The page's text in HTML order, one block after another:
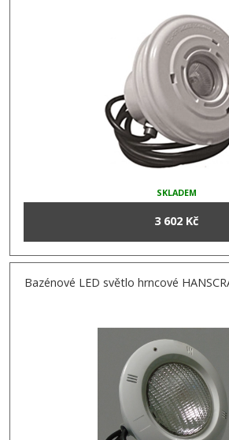
SKLADEM
3 602 Kč
Bazénové LED světlo hrncové